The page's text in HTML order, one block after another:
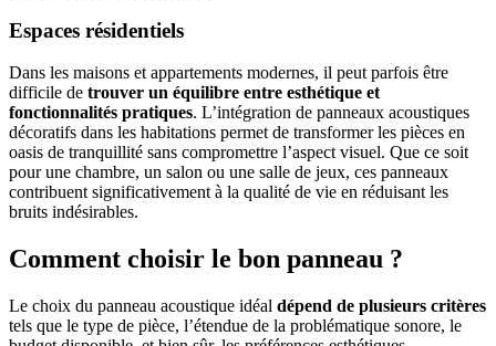
Espaces résidentiels
Dans les maisons et appartements modernes, il peut parfois être
difficile de trouver un équilibre entre esthétique et
fonctionnalités pratiques. L’intégration de panneaux acoustiques
décoratifs dans les habitations permet de transformer les pièces en
oasis de tranquillité sans compromettre l’aspect visuel. Que ce soit
pour une chambre, un salon ou une salle de jeux, ces panneaux
contribuent significativement à la qualité de vie en réduisant les
bruits indésirables.
Comment choisir le bon panneau ?
Le choix du panneau acoustique idéal dépend de plusieurs critères
tels que le type de pièce, l’étendue de la problématique sonore, le